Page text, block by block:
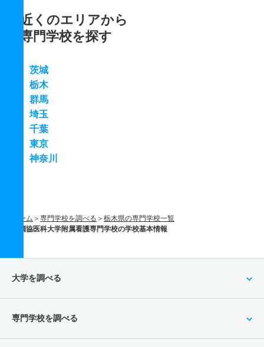
近くのエリアから
専門学校を探す
茨城
栃木
群馬
埼玉
千葉
東京
神奈川
ホーム 専門学校を調べる
栃木県の専門学校一覧
獨協医科大学附属看護専門学校の学校基本情報
大学を調べる
専門学校を調べる